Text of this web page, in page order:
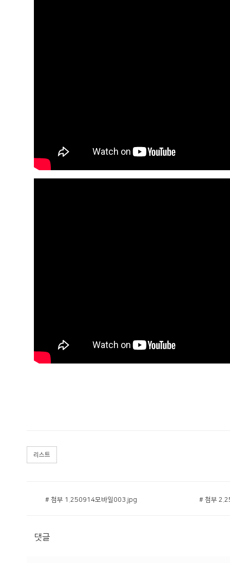
리스트
# 첨부 1.250914모바일003.jpg # 첨부
댓글